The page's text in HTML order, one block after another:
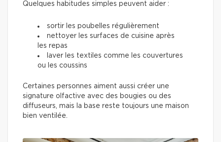
Quelques habitudes simples peuvent aider :
sortir les poubelles régulièrement
nettoyer les surfaces de cuisine après
les repas
laver les textiles comme les couvertures
ou les coussins
Certaines personnes aiment aussi créer une
signature olfactive avec des bougies ou des
diffuseurs, mais la base reste toujours une maison
bien ventilée.